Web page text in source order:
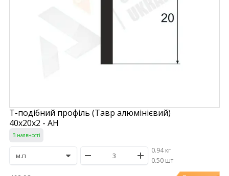
Т-подібний профіль (Тавр алюмінієвий)
40х20х2 - АН
В наявності
0.94 кг
/0.50 шт